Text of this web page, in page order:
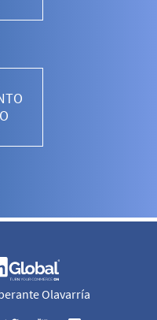
Olavarría